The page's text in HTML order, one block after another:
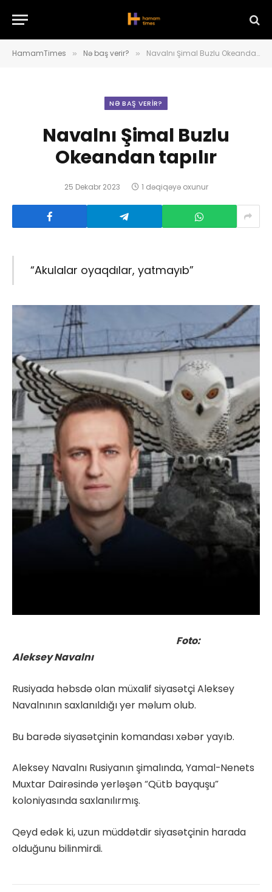
HamamTimes » Nə baş verir? » Navalnı Şimal Buzlu Okeandan tapılır
NƏ BAŞ VERIR?
Navalnı Şimal Buzlu
Okeandan tapılır
25 Dekabr 2023 1 dəqiqəyə oxunur
“Akulalar oyaqdılar, yatmayıb”
Foto:
AlekseyNavalnı
Rusiyada həbsdə olan müxalif siyasətçi Aleksey
Navalnının saxlanıldığı yer məlum olub.
Bu barədə siyasətçinin komandası xəbər yayıb.
Aleksey Navalnı Rusiyanın şimalında, Yamal-Nenets
Muxtar Dairəsində yerləşən “Qütb bayquşu”
koloniyasında saxlanılırmış.
Qeyd edək ki, uzun müddətdir siyasətçinin harada
olduğunu bilinmirdi.